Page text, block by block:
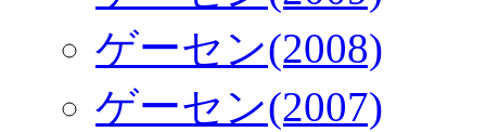
ゲーセン(2008)
ゲーセン(2007)